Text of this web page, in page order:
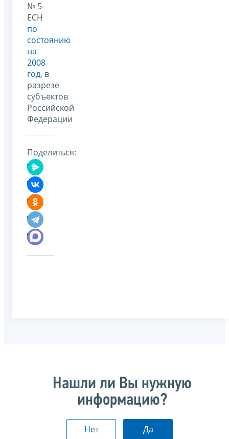
№ 5-
ЕСН
по
состоянию
на
2008
год, в
разрезе
субъектов
Российской
Федерации
Поделиться:
Нашли ли Вы нужную
информацию?
Нет Да